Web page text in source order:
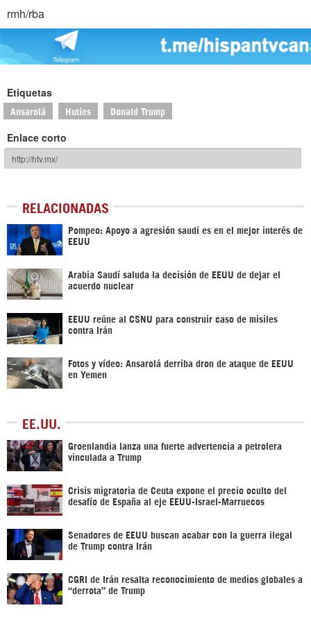
rmh/rba
Etiquetas
Ansarolá Hutíes Donald Trump
Enlace corto
RELACIONADAS
Pompeo: Apoyo a agresión saudí es en el mejor interés de
EEUU
Arabia Saudí saluda la decisión de EEUU de dejar el
acuerdo nuclear
EEUU reúne al CSNU para construir caso de misiles
contra Irán
Fotos y vídeo: Ansarolá derriba dron de ataque de EEUU
en Yemen
EE.UU.
Groenlandia lanza una fuerte advertencia a petrolera
vinculada a Trump
Crisis migratoria de Ceuta expone el precio oculto del
desafío de España al eje EEUU-Israel-Marruecos
Senadores de EEUU buscan acabar con la guerra ilegal
de Trump contra Irán
CGRI de Irán resalta reconocimiento de medios globales a
“derrota” de Trump